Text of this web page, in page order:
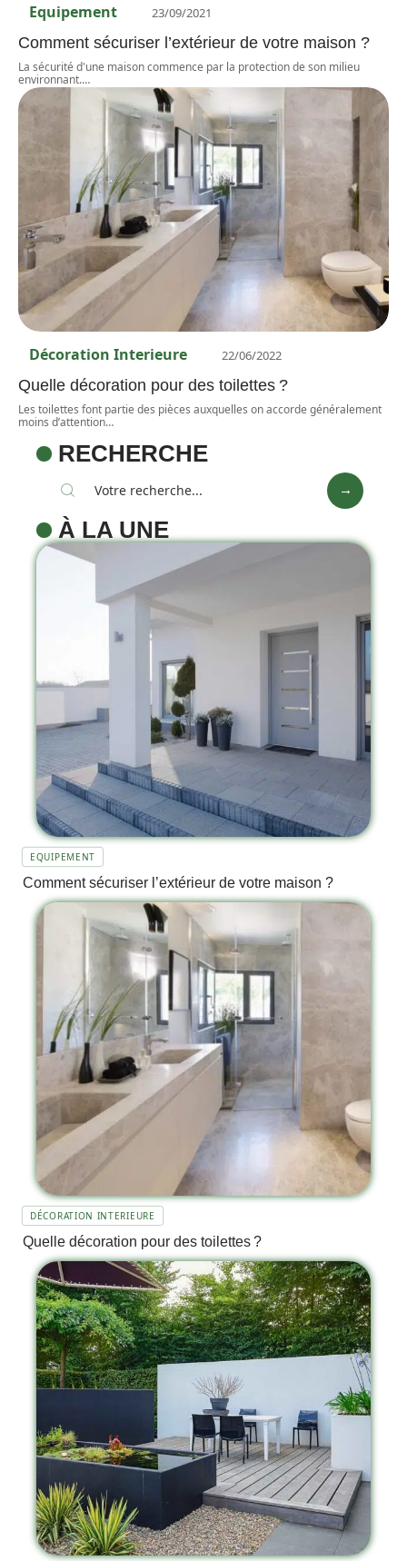
Equipement 23/09/2021
Comment sécuriser l’extérieur de votre maison ?
La sécurité d'une maison commence par la protection de son milieu
environnant.…
Décoration Interieure 22/06/2022
Quelle décoration pour des toilettes ?
Les toilettes font partie des pièces auxquelles on accorde généralement
moins d’attention…
RECHERCHE
À LA UNE
EQUIPEMENT
Comment sécuriser l’extérieur de votre maison ?
DÉCORATION INTERIEURE
Quelle décoration pour des toilettes ?